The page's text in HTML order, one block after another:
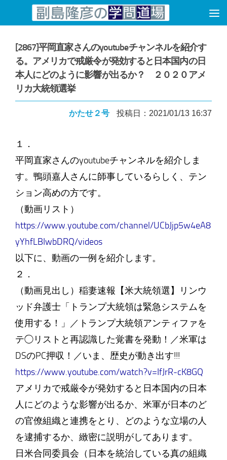
コンテンツへスキップ
[2867]平岡直家さんのyoutubeチャンネルを紹介す
る。アメリカで戒厳令が発効すると日本国内の日
本人にどのように影響が出るか？ ２０２０アメ
リカ大統領選挙
かたせ２号 投稿日：2021/01/13 16:37
１．
平岡直家さんのyoutubeチャンネルを紹介しま
す。鴨頭嘉人さんに師事しているらしく、テン
ション高めの方です。
（動画リスト）
https://www.youtube.com/channel/UCbJjp5w4eA8
yYhfLBIwbDRQ/videos
以下に、動画の一例を紹介します。
２．
（動画見出し）稲妻速報【米大統領選】リンウ
ッド弁護士「トランプ大統領は緊急システムを
使用する！」／トランプ大統領アンティファを
テ◯リストと再認識した覚書を発動！／米軍は
DSのPC押収！／いま、歴史が動き出す!!!
https://www.youtube.com/watch?v=IfJrR-cK8GQ
アメリカで戒厳令が発効すると日本国内の日本
人にどのような影響が出るか、米軍が日本のど
の官僚組織と連携をとり、どのような立場の人
を逮捕するか、緻密に説明がしてあります。
日米合同委員会（日本を統治している真の組織